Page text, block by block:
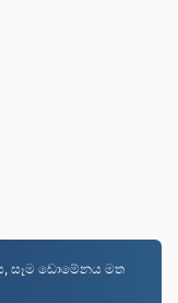
සෑම ඩොමේනය මත